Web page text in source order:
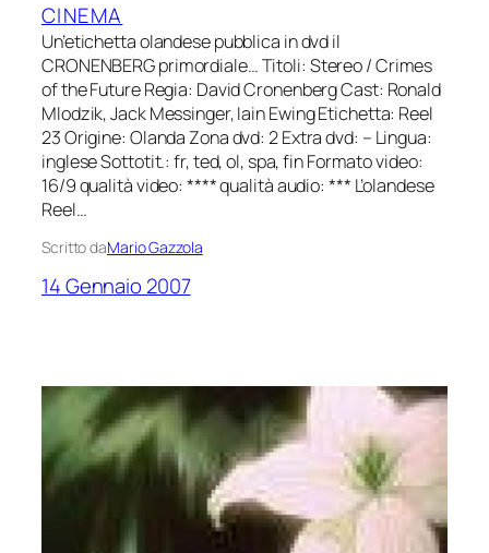
CINEMA
Un’etichetta olandese pubblica in dvd il
CRONENBERG primordiale… Titoli: Stereo / Crimes
of the Future Regia: David Cronenberg Cast: Ronald
Mlodzik, Jack Messinger, Iain Ewing Etichetta: Reel
23 Origine: Olanda Zona dvd: 2 Extra dvd: – Lingua:
inglese Sottotit.: fr, ted, ol, spa, fin Formato video:
16/9 qualità video: **** qualità audio: *** L’olandese
Reel…
Scritto daMario Gazzola
14 Gennaio 2007